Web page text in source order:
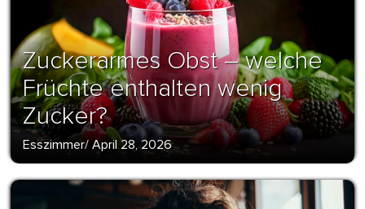
Zuckerarmes Obst – welche
Früchte enthalten wenig
Zucker?
Esszimmer/April 28, 2026